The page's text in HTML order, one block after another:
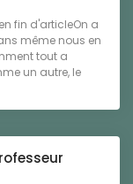
fin d'articleOn a
même nous en
tout a
un autre, le